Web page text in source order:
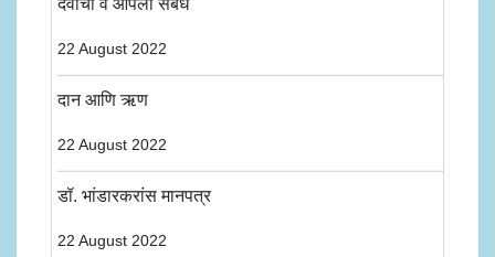
22 August 2022
दान आणि ऋण
22 August 2022
डॉ. भांडारकरांस मानपत्र
22 August 2022